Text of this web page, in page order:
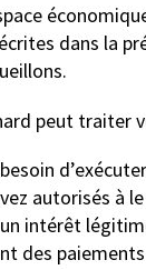
dans la
peut traiter
autorisés à
un intérêt
des paiements